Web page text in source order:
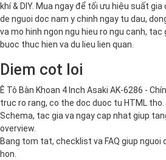
khí & DIY. Mua ngay để tối ưu hiệu suất
de nguoi doc nam y chinh ngay tu dau,
va mo hinh ngon ngu hieu ro ngu canh, tac
buoc thuc hien va du lieu lien quan.
Diem cot loi
Ê Tô Bàn Khoan 4 Inch Asaki AK-6286 -
truc ro rang, co the doc duoc tu HTML tho.
Schema, tac gia va ngay cap nhat giup
overview.
Bang tom tat, checklist va FAQ giup nguoi
hon.